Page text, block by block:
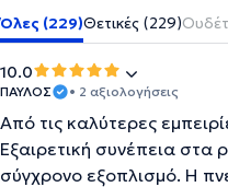
Όλες (229)Θετικές (229)
10.0
ΠΑΥΛΟΣ • 2 αξιολογήσεις
Από τις καλύτερες
Εξαιρετική συνέπεια στα
σύγχρονο εξοπλισμό. Η